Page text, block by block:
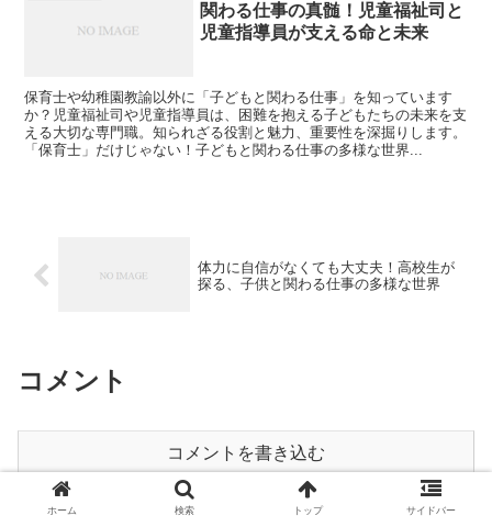
関わる仕事の真髄！児童福祉司と
児童指導員が支える命と未来
保育士や幼稚園教諭以外に「子どもと関わる仕事」を知っています
か？児童福祉司や児童指導員は、困難を抱える子どもたちの未来を支
える大切な専門職。知られざる役割と魅力、重要性を深掘りします。
「保育士」だけじゃない！子どもと関わる仕事の多様な世界...
体力に自信がなくても大丈夫！高校生が
探る、子供と関わる仕事の多様な世界
コメント
コメントを書き込む
ホーム 検索 トップ サイドバー